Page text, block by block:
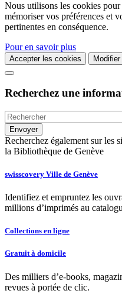
Nous utilisons les cookies
mémoriser vos préférences et
pertinentes en conséquence.
Pour en savoir plus
Accepter les cookies
Recherchez une
Recherchez également sur les
la Bibliothèque de Genève
swisscovery Ville de Genève
Identifiez et empruntez les
millions d’imprimés au
Collections en ligne
Gratuit à domicile
Des milliers d’e-books,
revues à portée de clic.